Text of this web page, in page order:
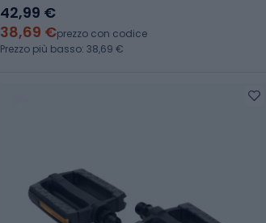
42,99 €
38,69 €prezzo con codice
Prezzo più basso: 38,69 €